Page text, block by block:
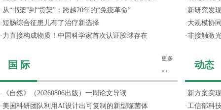
· 从“书架”到“货架”：跨越20年的“免疫革命”
· 短肠综合征患儿有了治疗新选择
· 力直接构成物质！中国科学家首次认证胶球存在
国 际
更多
>>
·
《自然》（20260806出版）一周论文导读
· 美国科研团队利用AI设计出可复制的新型噬菌体
· 新研究发
· 大规模协
·非接触激
动态
· 新方案实
·工信部科